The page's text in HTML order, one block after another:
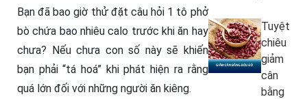
Bạn đã bao giờ thử đặt câu hỏi 1 tô phở
bò chứa bao nhiêu calo trước khi ăn hay
chưa? Nếu chưa con số này sẽ khiến
bạn phải “tá hoá” khi phát hiện ra rằng
quá lớn đối với những người ăn kiêng.
Tuyệt
chiêu
giảm
cân
bằng